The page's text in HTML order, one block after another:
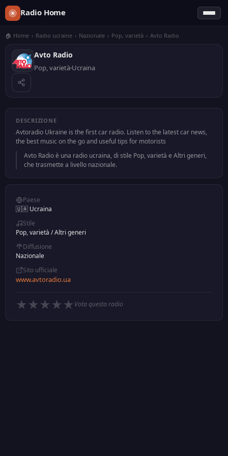
Radio Home
🏠 Home › Radio ucraine › Nazionale › Pop, varietà › Avto Radio
Avto Radio
Pop, varietà Ucraina
DESCRIZIONE
Avtoradio Ukraine is the first car radio. Listen to the latest car news,
the best music on the go and useful tips for motorists
Avto Radio è una radio ucraina, di stile Pop, varietà e Altri generi,
che trasmette a livello nazionale.
Paese
🇺🇦 Ucraina
Stile
Pop, varietà /Altri generi
Diffusione
Nazionale
Sito ufficiale
www.avtoradio.ua
★ ★ ★ ★ ★ Vota questa radio